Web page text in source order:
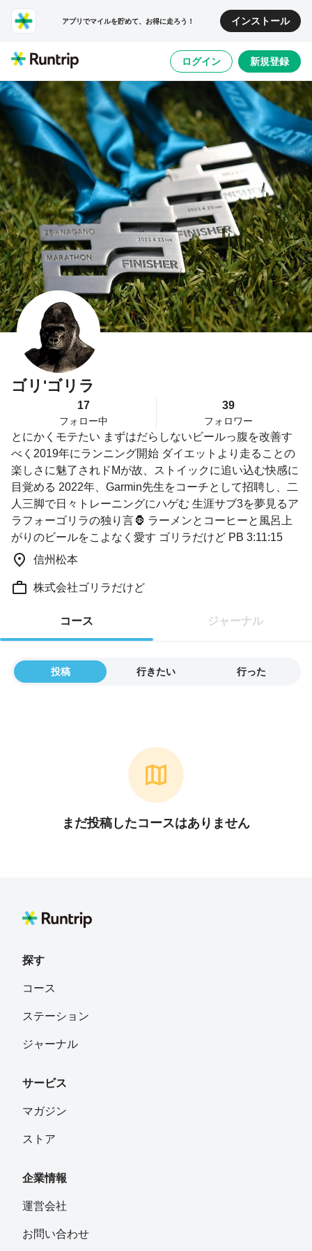
アプリでマイルを貯めて、お得に走ろう！ インストール
ログイン 新規登録
ゴリ'ゴリラ
17
フォロー中
39
フォロワー
とにかくモテたい まずはだらしないビールっ腹を改善す
べく2019年にランニング開始 ダイエットより走ることの
楽しさに魅了されドMが故、ストイックに追い込む快感に
目覚める 2022年、Garmin先生をコーチとして招聘し、二
人三脚で日々トレーニングにハゲむ 生涯サブ3を夢見るア
ラフォーゴリラの独り言🦍 ラーメンとコーヒーと風呂上
がりのビールをこよなく愛す ゴリラだけど PB 3:11:15
信州松本
株式会社ゴリラだけど
コース ジャーナル
投稿 行きたい 行った
まだ投稿したコースはありません
探す
コース
ステーション
ジャーナル
サービス
マガジン
ストア
企業情報
運営会社
お問い合わせ